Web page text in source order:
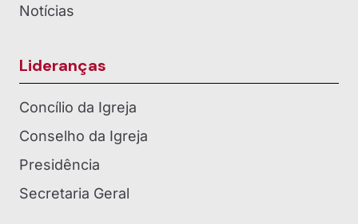
Notícias
Lideranças
Concílio da Igreja
Conselho da Igreja
Presidência
Secretaria Geral